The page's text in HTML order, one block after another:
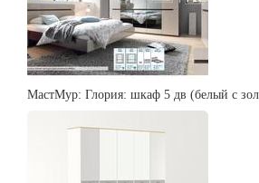
МастМур: Глория: шкаф 5 дв (белый с